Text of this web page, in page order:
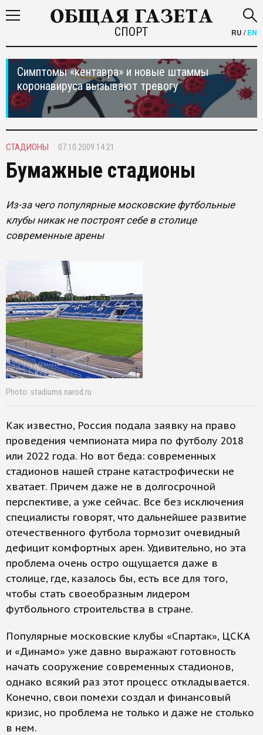
СПОРТ RU /EN
Симптомы «кентавра» и новые штаммы
коронавируса вызывают тревогу
СТАДИОНЫ 07.10.2009 14:21
Бумажные стадионы
Из-за чего популярные московские футбольные
клубы никак не построят себе в столице
современные арены
Photo: stadiums.narod.ru
Как известно, Россия подала заявку на право
проведения чемпионата мира по футболу 2018
или 2022 года. Но вот беда: современных
стадионов нашей стране катастрофически не
хватает. Причем даже не в долгосрочной
перспективе, а уже сейчас. Все без исключения
специалисты говорят, что дальнейшее развитие
отечественного футбола тормозит очевидный
дефицит комфортных арен. Удивительно, но эта
проблема очень остро ощущается даже в
столице, где, казалось бы, есть все для того,
чтобы стать своеобразным лидером
футбольного строительства в стране.
Популярные московские клубы «Спартак», ЦСКА
и «Динамо» уже давно выражают готовность
начать сооружение современных стадионов,
однако всякий раз этот процесс откладывается.
Конечно, свои помехи создал и финансовый
кризис, но проблема не только и даже не столько
в нем.